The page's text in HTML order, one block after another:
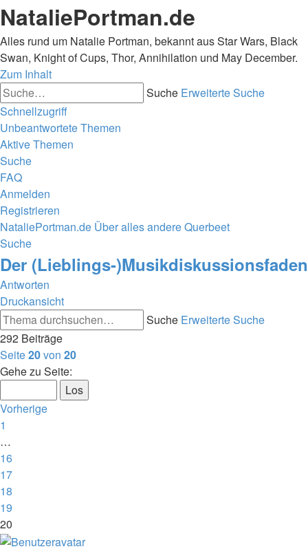
NataliePortman.de
Alles rund um Natalie Portman, bekannt aus Star Wars, Black
Swan, Knight of Cups, Thor, Annihilation und May December.
Zum Inhalt
Suche Erweiterte Suche
Schnellzugriff
Unbeantwortete Themen
Aktive Themen
Suche
FAQ
Anmelden
Registrieren
NataliePortman.de Über alles andereQuerbeet
Suche
Der (Lieblings-)Musikdiskussionsfaden
Antworten
Druckansicht
Suche Erweiterte Suche
292 Beiträge
Seite20von 20
Gehe zu Seite:
Vorherige
1
…
16
17
18
19
20